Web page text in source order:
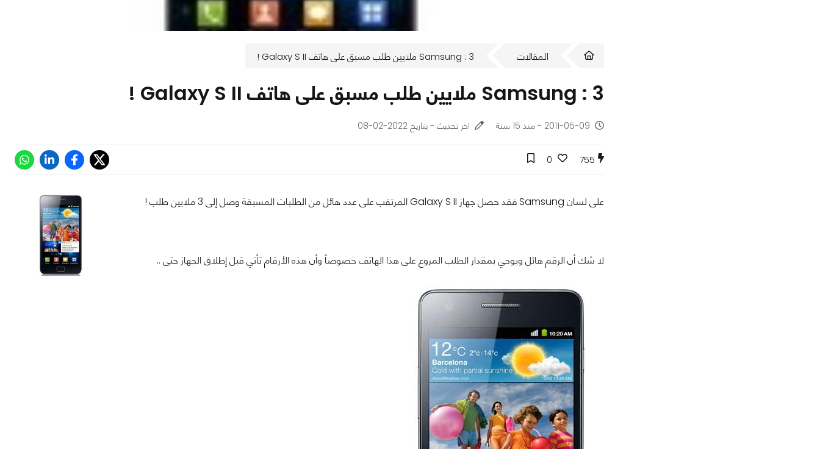
المقالات Samsung : 3 ملايين طلب مسبق على هاتف Galaxy S II !
Samsung : 3 ملايين طلب مسبق على هاتف Galaxy S II !
2011-05-09 - منذ 15 سنة اخر تحديث - بتاريخ 2022-02-08
755
0
على لسان Samsung فقد حصل جهاز Galaxy S II المرتقب على عدد هائل من الطلبات المسبقة وصل إلى 3 ملايين طلب !
لا شك أن الرقم هائل ويوحي بمقدار الطلب المروع على هذا الهاتف خصوصاً وأن هذه الأرقام تأتي قبل إطلاق الجهاز حتى ..